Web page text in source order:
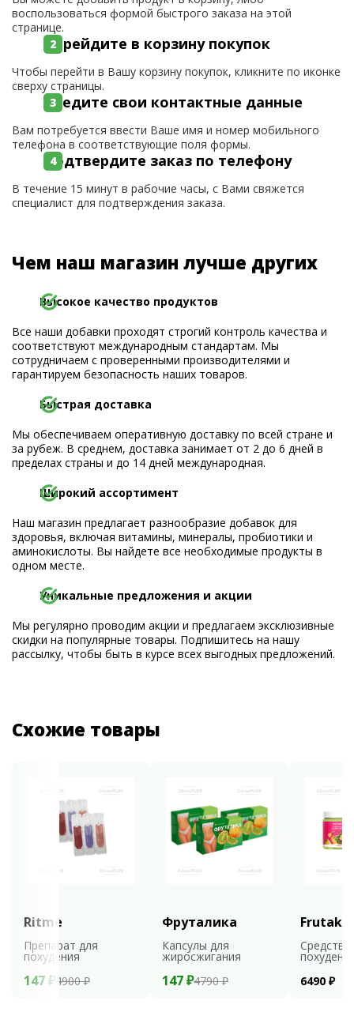
воспользоваться формой быстрого заказа на этой
странице.
Перейдите в корзину покупок
Чтобы перейти в Вашу корзину покупок, кликните по иконке
сверху страницы.
Введите свои контактные данные
Вам потребуется ввести Ваше имя и номер мобильного
телефона в соответствующие поля формы.
Подтвердите заказ по телефону
В течение 15 минут в рабочие часы, с Вами свяжется
специалист для подтверждения заказа.
Чем наш магазин лучше других
Высокое качество продуктов
Все наши добавки проходят строгий контроль качества и
соответствуют международным стандартам. Мы
сотрудничаем с проверенными производителями и
гарантируем безопасность наших товаров.
Быстрая доставка
Мы обеспечиваем оперативную доставку по всей стране и
за рубеж. В среднем, доставка занимает от 2 до 6 дней в
пределах страны и до 14 дней международная.
Широкий ассортимент
Наш магазин предлагает разнообразие добавок для
здоровья, включая витамины, минералы, пробиотики и
аминокислоты. Вы найдете все необходимые продукты в
одном месте.
Уникальные предложения и акции
Мы регулярно проводим акции и предлагаем эксклюзивные
скидки на популярные товары. Подпишитесь на нашу
рассылку, чтобы быть в курсе всех выгодных предложений.
Схожие товары
Ritme
Препарат для
похудения
147 ₽ 4900 ₽
Фруталика
Капсулы для
жиросжигания
147 ₽4790 ₽
6490 ₽